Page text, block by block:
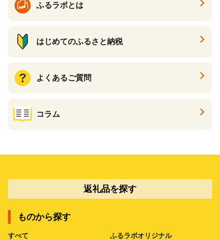
ふるラボとは
はじめてのふるさと納税
よくあるご質問
コラム
返礼品を探す
ものから探す
すべて ふるラボオリジナル